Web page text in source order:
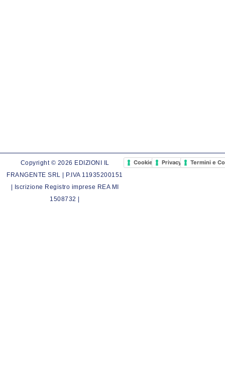
Copyright © 2026 EDIZIONI IL
FRANGENTE SRL | P.IVA 11935200151
| Iscrizione Registro imprese REA MI
1508732 |
Cookie PolicyPrivacy PolicyTermini e